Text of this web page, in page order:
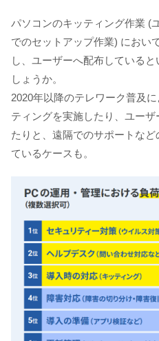
パソコンのキッティング作業 (
でのセットアップ作業) におい
し、ユーザーへ配布している
しょうか。
2020年以降のテレワーク普及
ティングを実施したり、ユー
たりと、遠隔でのサポートな
ているケースも。